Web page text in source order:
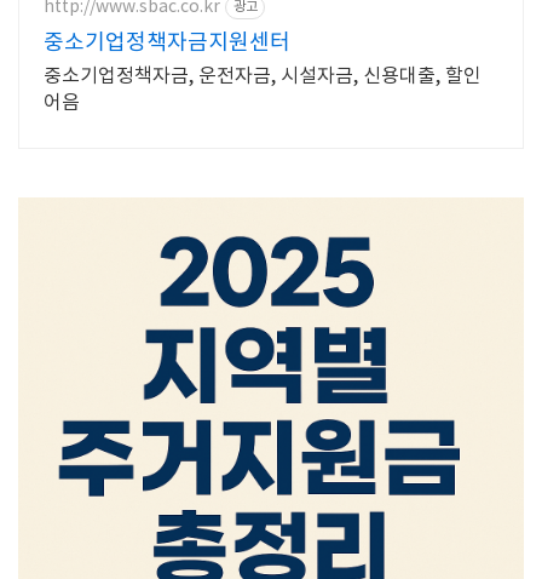
http://www.sbac.co.kr 광고
중소기업정책자금지원센터
중소기업정책자금, 운전자금, 시설자금, 신용대출, 할인
어음